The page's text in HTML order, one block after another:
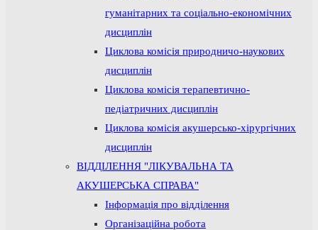
гуманітарних та соціально-економічних
дисциплін
Циклова комісія природничо-наукових
дисциплін
Циклова комісія терапевтично-
педіатричних дисциплін
Циклова комісія акушерсько-хірургічних
дисциплін
ВІДДІЛЕННЯ "ЛІКУВАЛЬНА ТА
АКУШЕРСЬКА СПРАВА"
Інформація про відділення
Організаційна робота